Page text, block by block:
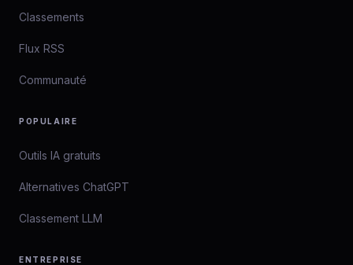
Classements
Flux RSS
Communauté
POPULAIRE
Outils IA gratuits
Alternatives ChatGPT
Classement LLM
ENTREPRISE